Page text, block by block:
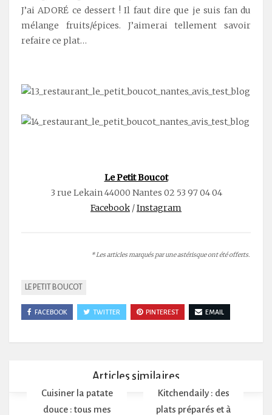
J’ai ADORÉ ce dessert ! Il faut dire que je suis fan du
mélange fruits/épices. J’aimerai tellement savoir
refaire ce plat…
Le Petit Boucot
3 rue Lekain 44000 Nantes 02 53 97 04 04
Facebook /Instagram
* Les articles marqués par une astérisque ont été offerts.
LE PETIT BOUCOT
FACEBOOK TWITTER PINTEREST EMAIL
Articles similaires
Cuisiner la patate
douce : tous mes
Kitchendaily : des
plats préparés et à